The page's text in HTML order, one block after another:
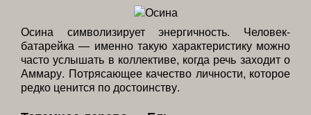
Осина символизирует энергичность. Человек-
батарейка — именно такую характеристику можно
часто услышать в коллективе, когда речь заходит о
Аммару. Потрясающее качество личности, которое
редко ценится по достоинству.